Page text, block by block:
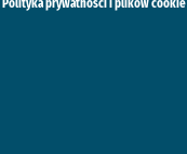
Polityka prywatności i plików cookie